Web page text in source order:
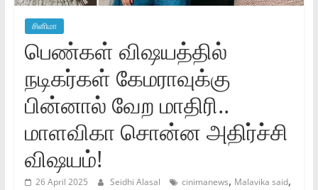
சினிமா
பெண்கள் விஷயத்தில்
நடிகர்கள் கேமராவுக்கு
பின்னால் வேற மாதிரி..
மாளவிகா சொன்ன அதிர்ச்சி
விஷயம்!
26 April 2025 Seidhi Alasal cinimanews, Malavika said,